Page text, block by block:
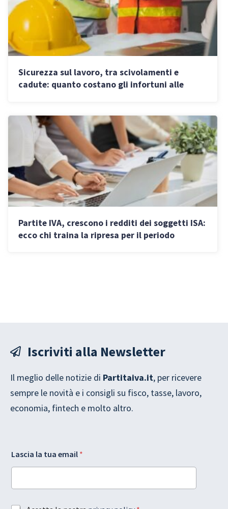
Sicurezza sul lavoro, tra scivolamenti e
cadute: quanto costano gli infortuni alle
Partite IVA, crescono i redditi dei soggetti ISA:
ecco chi traina la ripresa per il periodo
Iscriviti alla Newsletter
Il meglio delle notizie di Partitaiva.it, per ricevere
sempre le novità e i consigli su fisco, tasse, lavoro,
economia, fintech e molto altro.
D
P
a
Lascia la tua email *